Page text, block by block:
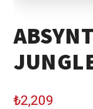
₺2,209